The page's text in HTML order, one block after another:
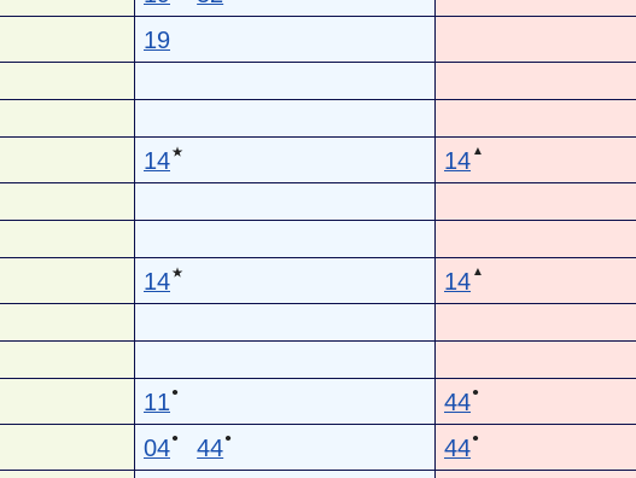
19
14★ 14 ▲
14★ 14 ▲
11 ● 44●
04● 44● 44●